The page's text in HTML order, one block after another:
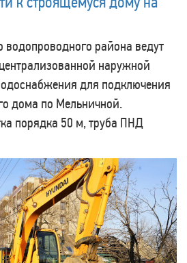
района ведут
наружной
для подключения
дома по Мельничной.
порядка 50 м, труба ПНД